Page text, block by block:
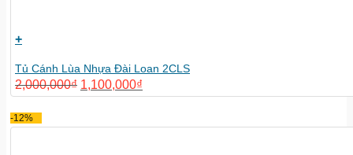
+
Tủ Cánh Lùa Nhựa Đài Loan 2CLS
2,000,000₫ 1,100,000₫
-12%